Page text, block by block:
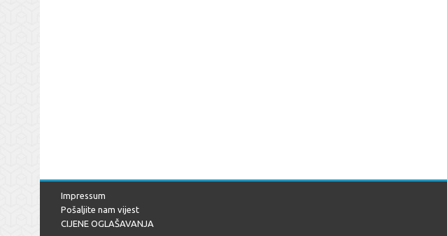
Impressum
Pošaljite nam vijest
CIJENE OGLAŠAVANJA